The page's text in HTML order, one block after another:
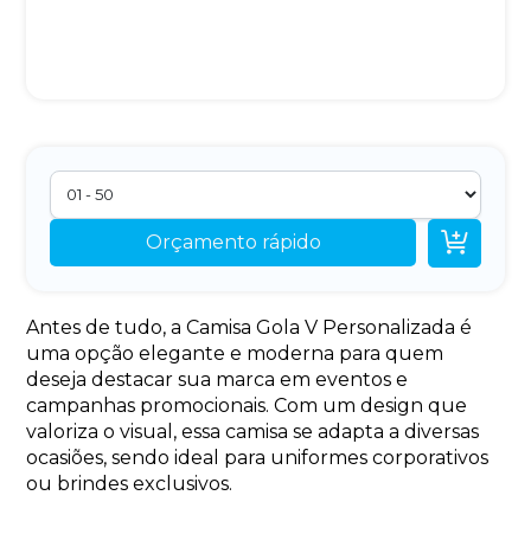
Orçamento rápido 
Antes de tudo, a Camisa Gola V Personalizada é
uma opção elegante e moderna para quem
deseja destacar sua marca em eventos e
campanhas promocionais. Com um design que
valoriza o visual, essa camisa se adapta a diversas
ocasiões, sendo ideal para uniformes corporativos
ou brindes exclusivos.